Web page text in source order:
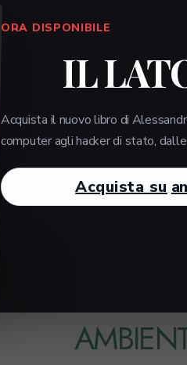
ORA DISPONIBILE
IL
Acquista il nuovo libro di
computer agli hacker di stato,
Acquista su
La
riduce
materiali di
può evitare
è un